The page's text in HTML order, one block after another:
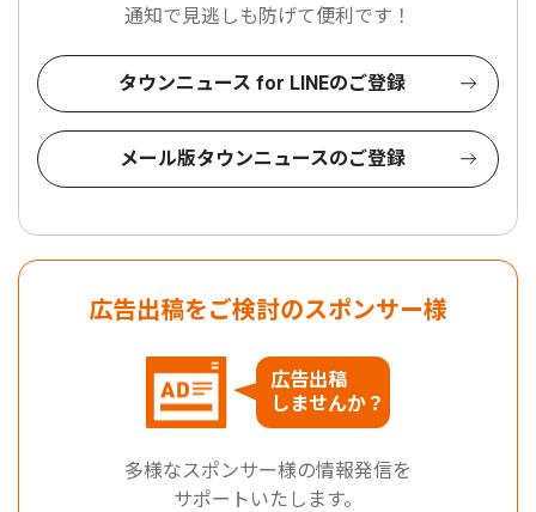
通知で見逃しも防げて便利です！
タウンニュース for LINEのご登録
メール版タウンニュースのご登録
広告出稿をご検討のスポンサー様
広告出稿
しませんか？
多様なスポンサー様の情報発信を
サポートいたします。